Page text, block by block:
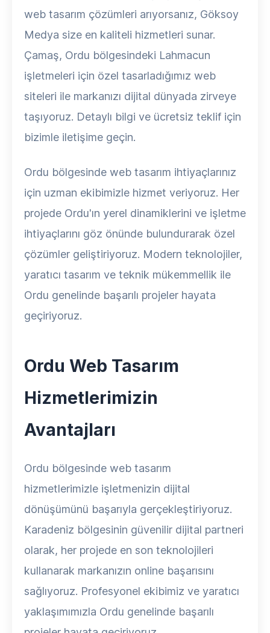
web tasarım çözümleri arıyorsanız, Göksoy
Medya size en kaliteli hizmetleri sunar.
Çamaş, Ordu bölgesindeki Lahmacun
işletmeleri için özel tasarladığımız web
siteleri ile markanızı dijital dünyada zirveye
taşıyoruz. Detaylı bilgi ve ücretsiz teklif için
bizimle iletişime geçin.
Ordu bölgesinde web tasarım ihtiyaçlarınız
için uzman ekibimizle hizmet veriyoruz. Her
projede Ordu'ın yerel dinamiklerini ve işletme
ihtiyaçlarını göz önünde bulundurarak özel
çözümler geliştiriyoruz. Modern teknolojiler,
yaratıcı tasarım ve teknik mükemmellik ile
Ordu genelinde başarılı projeler hayata
geçiriyoruz.
Ordu Web Tasarım
Hizmetlerimizin
Avantajları
Ordu bölgesinde web tasarım
hizmetlerimizle işletmenizin dijital
dönüşümünü başarıyla gerçekleştiriyoruz.
Karadeniz bölgesinin güvenilir dijital partneri
olarak, her projede en son teknolojileri
kullanarak markanızın online başarısını
sağlıyoruz. Profesyonel ekibimiz ve yaratıcı
yaklaşımımızla Ordu genelinde başarılı